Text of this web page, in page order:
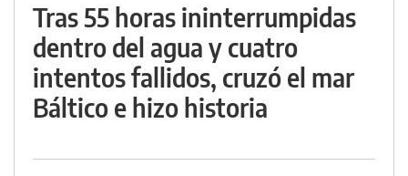
Tras 55 horas ininterrumpidas
dentro del agua y cuatro
intentos fallidos, cruzó el mar
Báltico e hizo historia